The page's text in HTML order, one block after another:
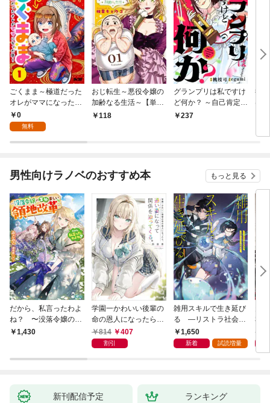
ごくまま～極道だった
オレがママになった話
～【単話】（１）
0
無料
おじ転生～悪役令嬢の
加齢なる生活～【単
話】（１）
118
グランプリは私ですけ
ど何か？ ～自己肯定モ
ンスターのミスコン無
237
後
は
男性向けラノベのおすすめ本 もっと見る
だから、私言ったわよ
ね？ 〜没落令嬢の案
外楽しい領地改革〜
1,430
学園一かわいい後輩の
命の恩人になったら、
通い妻になって関係を
迫ってくる。
814 407
割引
雑用スキルで生き延び
る —リストラ社会人
のソロダンジョン攻略
記—
1,650
新着 試読増量
私
し
新刊配信予定 ランキング